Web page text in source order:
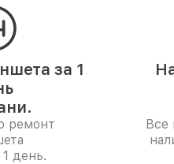
за 1
ремонт
день.
Все